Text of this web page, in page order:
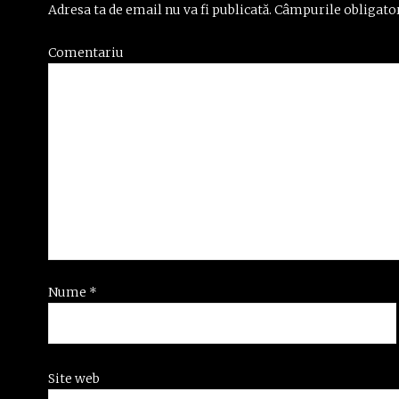
Adresa ta de email nu va fi publicată. Câmpurile
Comentariu
Nume *
Site web